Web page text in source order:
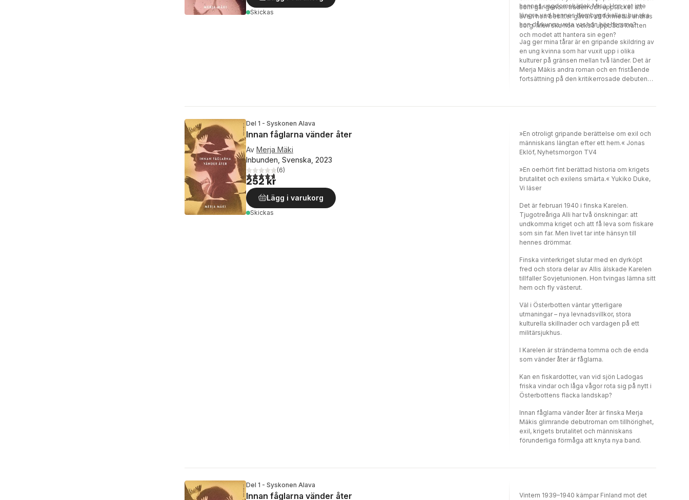
Skickas
som går genom träden och upptäcker att
även hon besitter gåvan att förmedla andras
sorg. Men ska hon också uppbåda kraften
och modet att hantera sin egen?
hennes ungdomskärlek Misa. Hon vet inte
längre vad hennes hembygd kallas, hur ska
hon då kunna veta var hon hör hemma?
Jag ger mina tårar är en gripande skildring av
en ung kvinna som har vuxit upp i olika
kulturer på gränsen mellan två länder. Det är
Merja Mäkis andra roman och en fristående
fortsättning på den kritikerrosade debuten
Del 1 - Syskonen Alava
Innan fåglarna vänder åter
Av Merja Mäki
Inbunden, Svenska, 2023
4,7utav 5 stjärnor. Totalt antal röster:
(6)
252 kr
Lägg i varukorg
Skickas
»En otroligt gripande berättelse om exil och
människans längtan efter ett hem.« Jonas
Eklöf, Nyhetsmorgon TV4
»En oerhört fint berättad historia om krigets
brutalitet och exilens smärta.« Yukiko Duke,
Vi läser
Det är februari 1940 i finska Karelen.
Tjugotreåriga Alli har två önskningar: att
undkomma kriget och att få leva som fiskare
som sin far. Men livet tar inte hänsyn till
hennes drömmar.
Finska vinterkriget slutar med en dyrköpt
fred och stora delar av Allis älskade Karelen
tillfaller Sovjetunionen. Hon tvingas lämna sitt
hem och fly västerut.
Väl i Österbotten väntar ytterligare
utmaningar – nya levnadsvillkor, stora
kulturella skillnader och vardagen på ett
militärsjukhus.
I Karelen är stränderna tomma och de enda
som vänder åter är fåglarna.
Kan en fiskardotter, van vid sjön Ladogas
friska vindar och låga vågor rota sig på nytt i
Österbottens flacka landskap?
Innan fåglarna vänder åter är finska Merja
Mäkis glimrande debutroman om tillhörighet,
exil, krigets brutalitet och människans
förunderliga förmåga att knyta nya band.
Del 1 - Syskonen Alava
Innan fåglarna vänder åter
Vintern 1939–1940 kämpar Finland mot det